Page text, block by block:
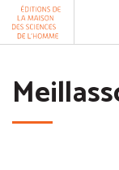
Aller au contenu
Panneau de gestion